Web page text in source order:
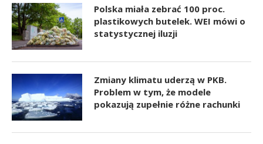
Polska miała zebrać 100 proc.
plastikowych butelek. WEI mówi o
statystycznej iluzji
Zmiany klimatu uderzą w PKB.
Problem w tym, że modele
pokazują zupełnie różne rachunki